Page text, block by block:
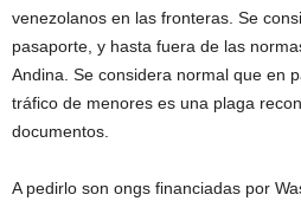
venezolanos en las fronteras. Se
pasaporte, y hasta fuera de las
Andina. Se considera normal que en
tráfico de menores es una plaga
documentos.
A pedirlo son ongs financiadas por